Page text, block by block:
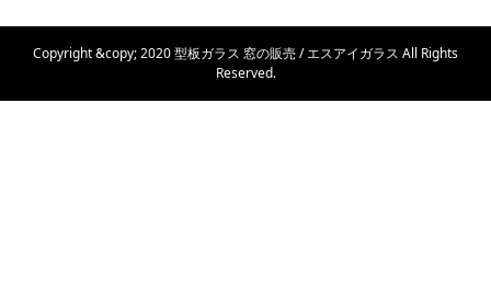
Copyright &copy; 2020 型板ガラス 窓の販売 / エスアイガラス All Rights
Reserved.